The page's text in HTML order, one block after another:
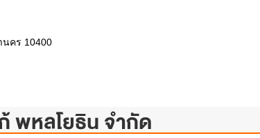
นคร 10400
พหลโยธิน จำกัด